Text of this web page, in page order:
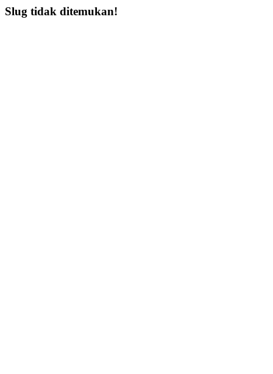
Slug tidak ditemukan!